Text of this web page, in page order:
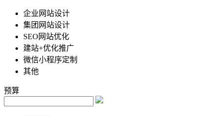
企业网站设计
集团网站设计
SEO网站优化
建站+优化推广
微信小程序定制
其他
预算